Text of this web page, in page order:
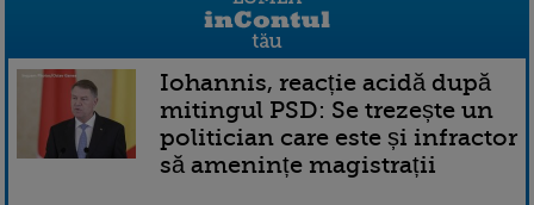
Iohannis, reacție acidă după
mitingul PSD: Se trezește un
politician care este și infractor
să amenințe magistrații